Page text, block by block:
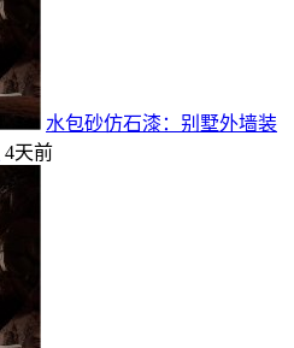
水包砂仿石漆：别墅外墙装
4天前